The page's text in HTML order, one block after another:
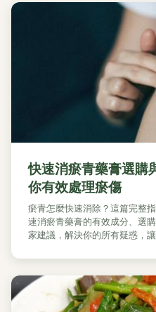
快速消瘀青藥膏選購
你有效處理瘀傷
瘀青怎麼快速消除？這篇完整
速消瘀青藥膏的有效成分、選
家建議，解決你的所有疑惑，